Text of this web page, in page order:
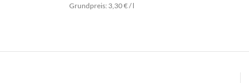
Grundpreis: 3,30€/l